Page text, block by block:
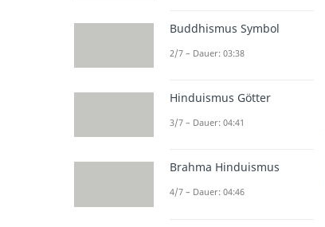
Buddhismus Symbol
2/7 – Dauer: 03:38
Hinduismus Götter
3/7 – Dauer: 04:41
Brahma Hinduismus
4/7 – Dauer: 04:46